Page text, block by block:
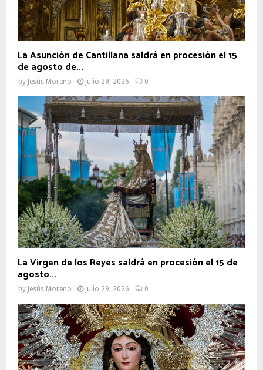
La Asunción de Cantillana saldrá en procesión el 15
de agosto de...
by Jesús Moreno julio 29, 2026 0
La Virgen de los Reyes saldrá en procesión el 15 de
agosto...
by Jesús Moreno julio 29, 2026 0